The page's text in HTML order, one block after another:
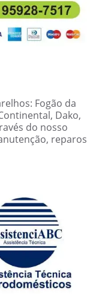
Fogão da
Dako,
do nosso
reparos